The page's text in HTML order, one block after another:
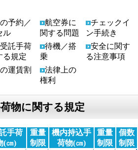
予約／
ル
航空券に
関する問題
チェックイ
ン手続き
託手荷
る規定
待機／搭
乗
安全に関す
る注意事項
運賃割
法律上の
権利
物に関する規定
手荷
(㎝)
重量
制限
機内持込手
荷物(㎝)
重量
制限
個数
制限